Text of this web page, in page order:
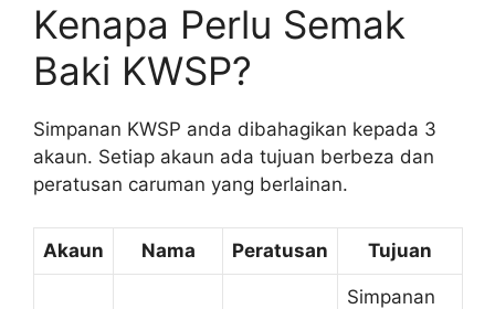
Kenapa Perlu Semak
Baki KWSP?
Simpanan KWSP anda dibahagikan kepada 3
akaun. Setiap akaun ada tujuan berbeza dan
peratusan caruman yang berlainan.
Akaun Nama Peratusan Tujuan
Simpanan